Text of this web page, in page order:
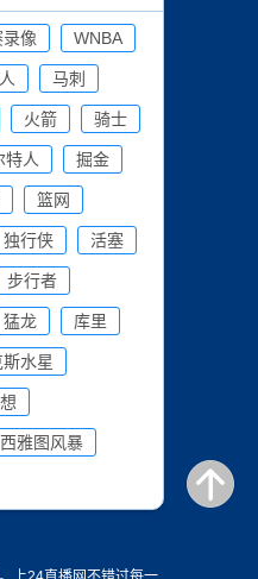
录像 WNBA
马刺
火箭 骑士
特人 掘金
篮网
独行侠 活塞
步行者
猛龙 库里
水星
西雅图风暴